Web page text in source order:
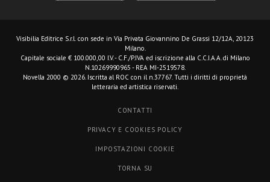
Visibilia Editrice S.r.l. con sede in Via Privata Giovannino De Grassi 12/12A, 20123
Milano.
Capitale sociale € 100.000,00 I.V. - C.F./P.IVA ed iscrizione alla C.C.I.A.A. di Milano
N.10269990965 - REA MI-2519578.
Novella 2000 © 2026. Iscritta al ROC con il n.37767. Tutti i diritti di proprietà
letteraria ed artistica riservati.
CONTATTI
PRIVACY E COOKIES POLICY
IMPOSTAZIONI COOKIE
TORNA SU